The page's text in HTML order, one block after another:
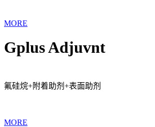
MORE
Gplus Adjuvnt
氟硅烷+附着助剂+表面助剂
MORE